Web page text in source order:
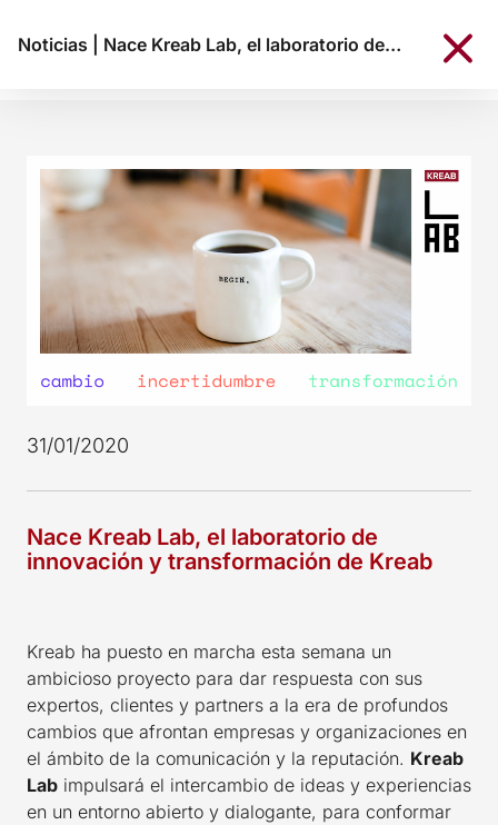
Noticias Nace Kreab Lab, el laboratorio de innovación y transformación de Kreab
31/01/2020
Nace Kreab Lab, el laboratorio de
innovación y transformación de Kreab
Kreab ha puesto en marcha esta semana un
ambicioso proyecto para dar respuesta con sus
expertos, clientes y partners a la era de profundos
cambios que afrontan empresas y organizaciones en
el ámbito de la comunicación y la reputación. Kreab
Lab impulsará el intercambio de ideas y experiencias
en un entorno abierto y dialogante, para conformar